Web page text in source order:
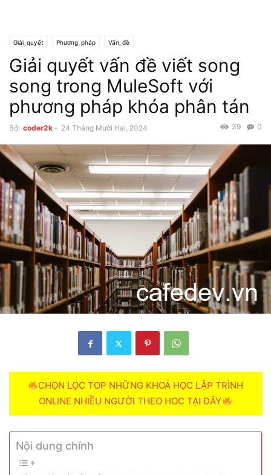
Giải_quyết Phương_pháp Vấn_đề
Giải quyết vấn đề viết song
song trong MuleSoft với
phương pháp khóa phân tán
Bởi coder2k - 24 Tháng Mười Hai, 2024 0
39
CHỌN LỌC TOP NHỮNG KHOÁ HỌC LẬP TRÌNH
ONLINE NHIỀU NGƯỜI THEO HOC TẠI ĐÂY
Nội dung chính